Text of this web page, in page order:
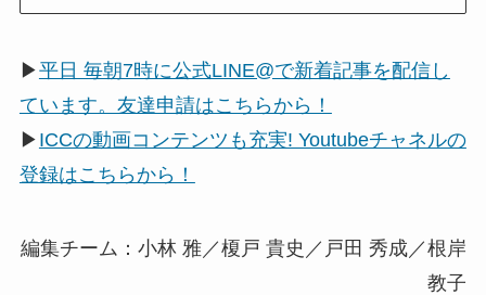
▶平日 毎朝7時に公式LINE@で新着記事を配信し
ています。友達申請はこちらから！
▶ ICCの動画コンテンツも充実! Youtubeチャネルの
登録はこちらから！
編集チーム：小林 雅／榎戸 貴史／戸田 秀成／根岸
教子